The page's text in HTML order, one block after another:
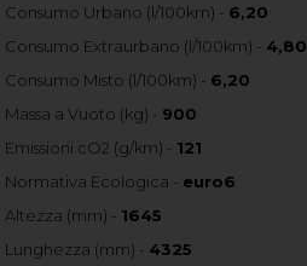
Consumo Urbano (l/100km) - 6,20
Consumo Extraurbano (l/100km) - 4,80
Consumo Misto (l/100km) - 6,20
Massa a Vuoto (kg) - 900
Emissioni cO2 (g/km) - 121
Normativa Ecologica - euro6
Altezza (mm) - 1645
Lunghezza (mm) - 4325